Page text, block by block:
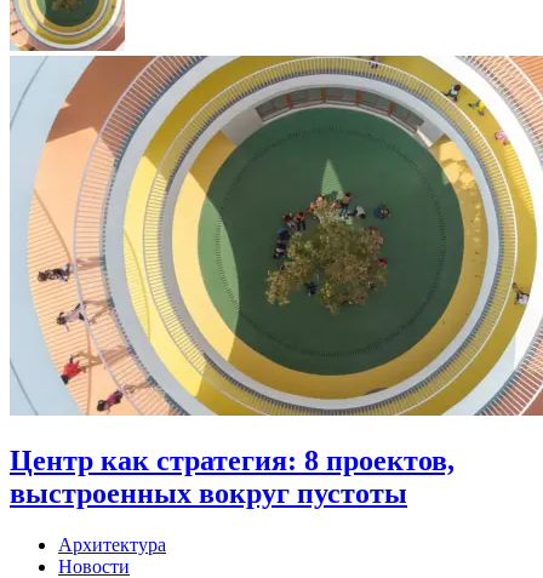
Центр как стратегия: 8 проектов,
выстроенных вокруг пустоты
Архитектура
Новости